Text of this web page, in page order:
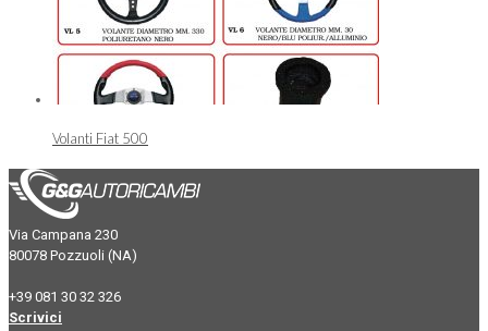
Volanti Fiat 500
Via Campana 230
80078 Pozzuoli (NA)
+39 081 30 32 326
Scrivici